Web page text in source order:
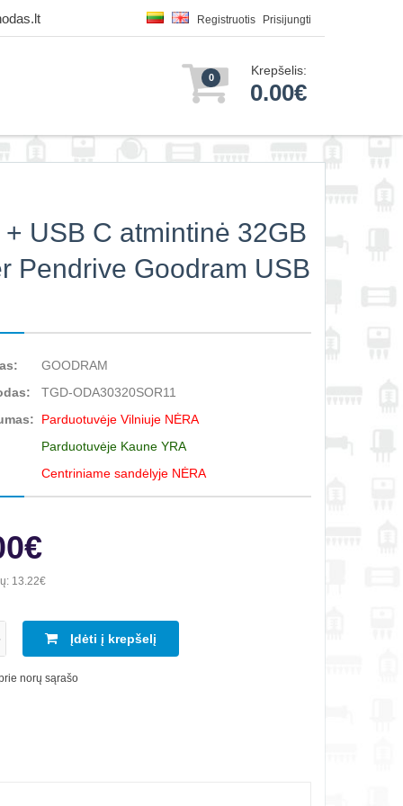
Registruotis Prisijungti
0 Krepšelis:
0.00€
+ USB C atmintinė 32GB
Pendrive Goodram USB
GOODRAM
TGD-ODA30320SOR11
Parduotuvėje Vilniuje NĖRA
Parduotuvėje Kaune YRA
Centriniame sandėlyje NĖRA
13.22€
Įdėti į krepšelį
norų sąrašo